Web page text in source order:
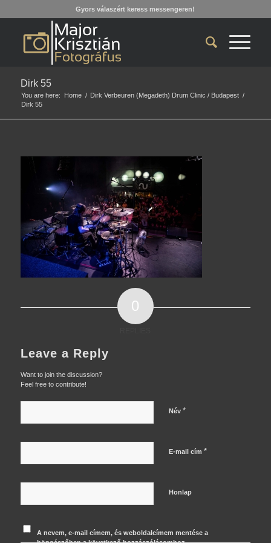
Gyors válaszért keress messengeren!
Dirk 55
You are here: Home / Dirk Verbeuren (Megadeth) Drum Clinic / Budapest /
Dirk 55
0
Leave a Reply
Want to join the discussion?
Feel free to contribute!
Név *
E-mail cím *
Honlap
A nevem, e-mail címem, és weboldalcímem mentése a